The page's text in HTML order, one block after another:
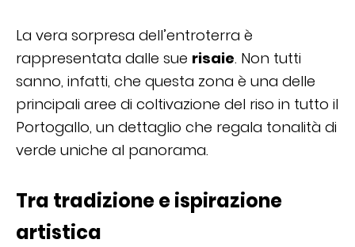
La vera sorpresa dell’entroterra è
rappresentata dalle sue risaie. Non tutti
sanno, infatti, che questa zona è una delle
principali aree di coltivazione del riso in tutto il
Portogallo, un dettaglio che regala tonalità di
verde uniche al panorama.
Tra tradizione e ispirazione
artistica